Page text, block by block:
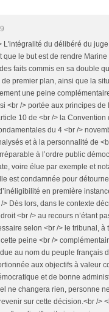
L'intégralité du délibéré du
le but est de rendre
faits commis en sa double
de premier plan, ainsi que la
une peine
<br /> portée aux principes de
10 de <br /> la
du 4 <br />
et à la personnalité de
à l’ordre public
voire élue par exemple et
est condamnée pour
en première
Dès lors, dans le contexte
<br /> au recours n’étant
selon <br /> le tribunal, à
peine <br />
au nom du peuple français
aux objectifs à valeur
et de bonne
ne changera rien, personne
sur cette décision.<br />